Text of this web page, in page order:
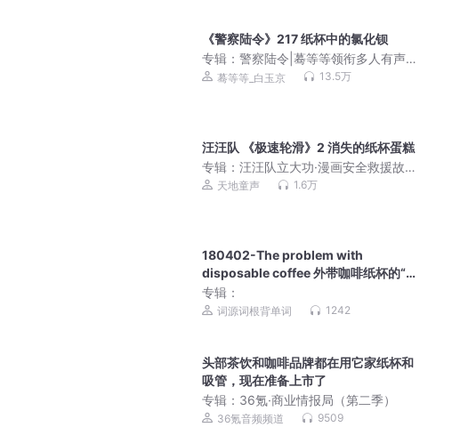
《警察陆令》217 纸杯中的氯化钡
专辑： 警察陆令|蓦等等领衔多人有声剧|
凶案密码团队原班人马制作|警探长作者
蓦等等_白玉京 13.5万
汪汪队 《极速轮滑》2 消失的纸杯蛋糕
专辑： 汪汪队立大功·漫画安全救援故事
第三辑|宝妈哄睡剧
天地童声 1.6万
180402-The problem with
disposable coffee 外带咖啡纸杯的“回
收难题”
专辑：
词源词根背单词 1242
头部茶饮和咖啡品牌都在用它家纸杯和
吸管，现在准备上市了
专辑： 36氪·商业情报局（第二季）
36氪音频频道 9509